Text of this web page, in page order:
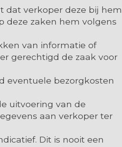
dat verkoper deze bij hem
deze zaken hem volgens
van informatie of
gerechtigd de zaak voor
eventuele bezorgkosten
uitvoering van de
aan verkoper ter
Dit is nooit een